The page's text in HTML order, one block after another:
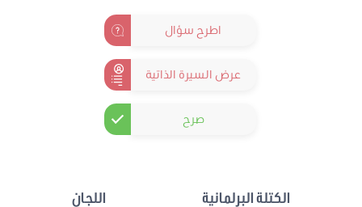
اطرح سؤال
عرض السيرة الذاتية
صرح
الكتلة البرلمانية اللجان